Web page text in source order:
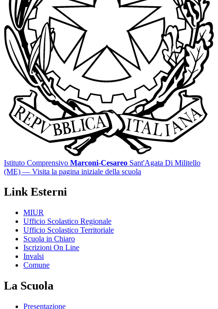
Istituto Comprensivo Marconi-Cesareo Sant'Agata Di Militello
(ME) — Visita la pagina iniziale della scuola
Link Esterni
MIUR
Ufficio Scolastico Regionale
Ufficio Scolastico Territoriale
Scuola in Chiaro
Iscrizioni On Line
Invalsi
Comune
La Scuola
Presentazione